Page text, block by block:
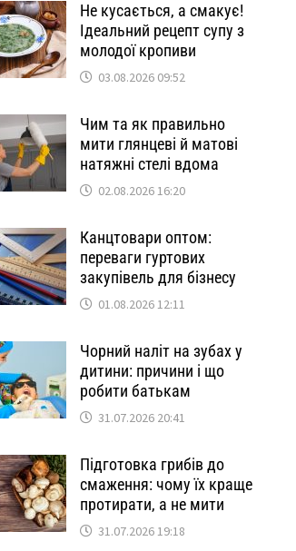
Не кусається, а смакує!
Ідеальний рецепт супу з
молодої кропиви
03.08.2026 09:52
Чим та як правильно
мити глянцеві й матові
натяжні стелі вдома
02.08.2026 16:20
Канцтовари оптом:
переваги гуртових
закупівель для бізнесу
01.08.2026 12:11
Чорний наліт на зубах у
дитини: причини і що
робити батькам
31.07.2026 20:41
Підготовка грибів до
смаження: чому їх краще
протирати, а не мити
31.07.2026 19:18